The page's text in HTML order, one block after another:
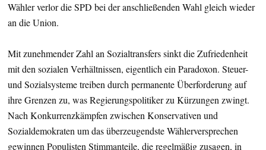
Wähler verlor die SPD bei der anschließenden Wahl gleich wieder
an die Union.
Mit zunehmender Zahl an Sozialtransfers sinkt die Zufriedenheit
mit den sozialen Verhältnissen, eigentlich ein Paradoxon. Steuer-
und Sozialsysteme treiben durch permanente Überforderung auf
ihre Grenzen zu, was Regierungspolitiker zu Kürzungen zwingt.
Nach Konkurrenzkämpfen zwischen Konservativen und
Sozialdemokraten um das überzeugendste Wählerversprechen
gewinnen Populisten Stimmanteile, die regelmäßig zusagen, in